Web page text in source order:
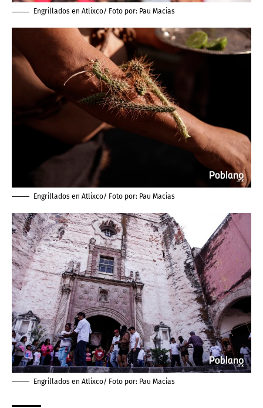
Engrillados en Atlixco/ Foto por: Pau Macias
Engrillados en Atlixco/ Foto por: Pau Macias
Engrillados en Atlixco/ Foto por: Pau Macias